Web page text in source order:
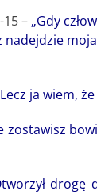
– „Gdy
nadejdzie
ja wiem,
zostawisz